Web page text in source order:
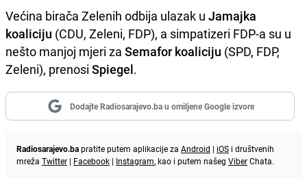
Većina birača Zelenih odbija ulazak u Jamajka
koaliciju (CDU, Zeleni, FDP), a simpatizeri FDP-a su u
nešto manjoj mjeri za Semafor koaliciju (SPD, FDP,
Zeleni), prenosi Spiegel.
Dodajte Radiosarajevo.ba u omiljene Google izvore
Radiosarajevo.bapratite putem aplikacije za Android | iOS i društvenih
mreža Twitter | Facebook | Instagram, kao i putem našeg ViberChata.